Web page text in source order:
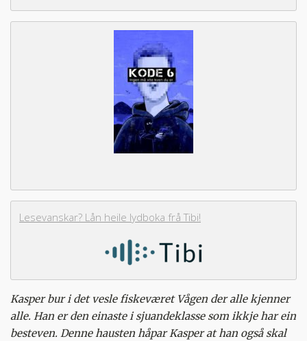
Lesevanskar? Lån heile lydboka frå Tibi!
Kasper bur i det vesle fiskeværet Vågen der alle kjenner
alle. Han er den einaste i sjuandeklasse som ikkje har ein
besteven. Denne hausten håpar Kasper at han også skal